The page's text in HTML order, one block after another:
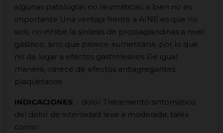
algunas patologías no reumáticas, si bien no es
importante Una ventaja frente a AINE es que no
solo no inhibe la síntesis de prostaglandinas a nivel
gástrico, sino que parece aumentarla, por lo que
no da lugar a efectos gastrolesivos De igual
manera, carece de efectos antiagregantes
plaquetarios
INDICACIONES: - dolor Tratamiento sintomático
del dolor de intensidad leve a moderada, tales
como: